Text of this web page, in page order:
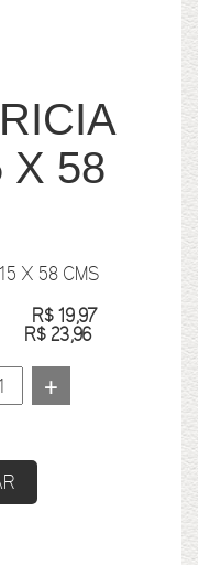
X 58
X 58 CMS
R$ 19,97
R$ 23,96